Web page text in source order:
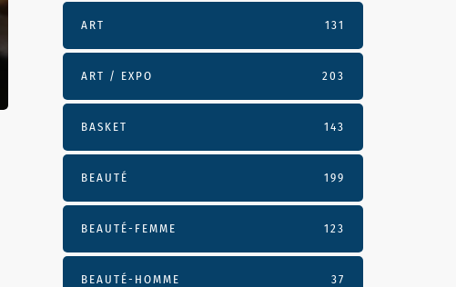
ART 131
ART / EXPO 203
BASKET 143
BEAUTÉ 199
BEAUTÉ-FEMME 123
BEAUTÉ-HOMME 37